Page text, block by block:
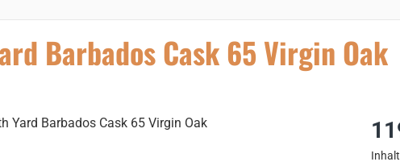
Barbados Cask 65 Virgin Oak